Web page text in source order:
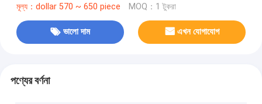
মূল্য：dollar 570 ~ 650 piece MOQ：1 টুকরা
ভালো দাম এখন যোগাযোগ
পণ্যের বর্ণনা